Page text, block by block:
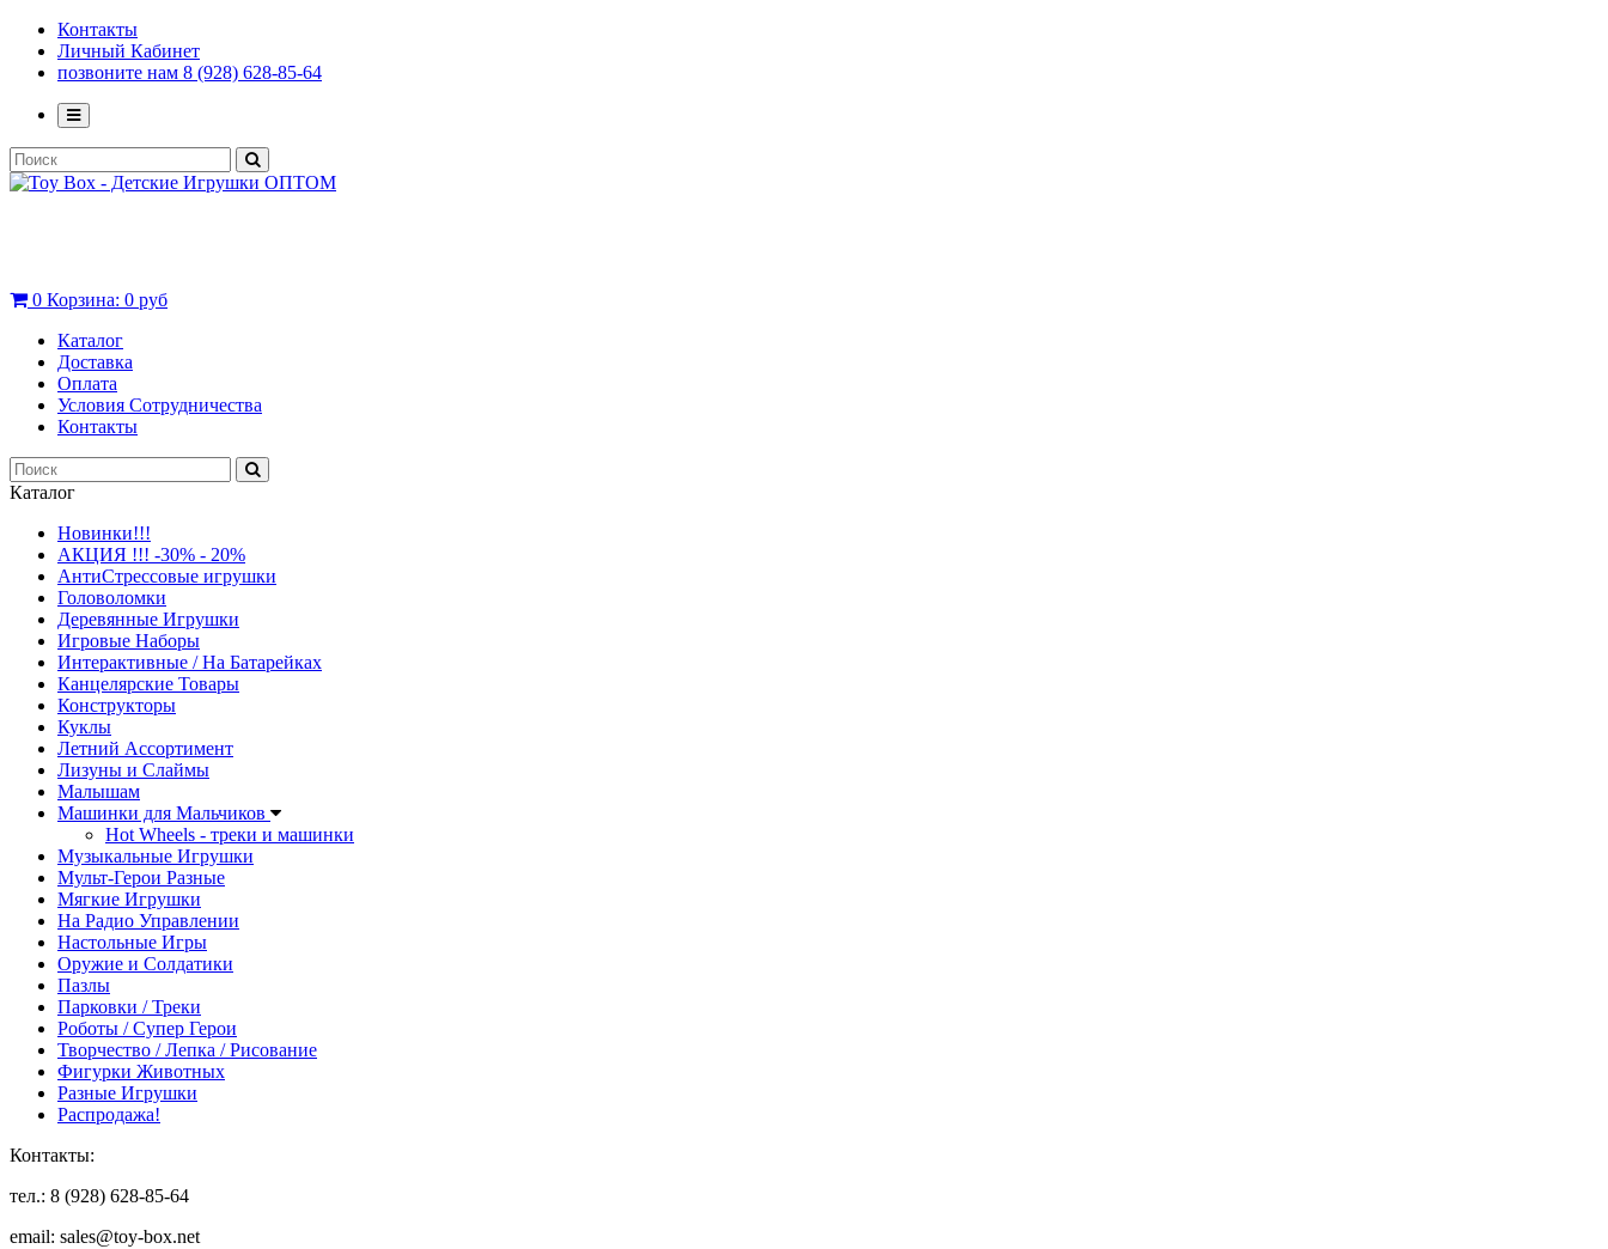
Контакты
Личный Кабинет
позвоните нам 8 (928) 628-85-64
0 Корзина: 0 руб
Каталог
Доставка
Оплата
Условия Сотрудничества
Контакты
Каталог
Новинки!!!
АКЦИЯ !!! -30% - 20%
АнтиСтрессовые игрушки
Головоломки
Деревянные Игрушки
Игровые Наборы
Интерактивные / На Батарейках
Канцелярские Товары
Конструкторы
Куклы
Летний Ассортимент
Лизуны и Слаймы
Малышам
Машинки для Мальчиков
Hot Wheels - треки и машинки
Музыкальные Игрушки
Мульт-Герои Разные
Мягкие Игрушки
На Радио Управлении
Настольные Игры
Оружие и Солдатики
Пазлы
Парковки / Треки
Роботы / Супер Герои
Творчество / Лепка / Рисование
Фигурки Животных
Разные Игрушки
Распродажа!
Контакты:
тел.: 8 (928) 628-85-64
email: sales@toy-box.net